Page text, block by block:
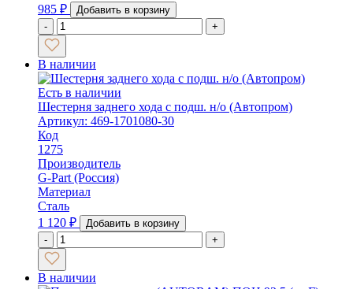
985 ₽
Добавить в корзину
-
+
В наличии
Есть в наличии
Шестерня заднего хода с подш. н/о (Автопром)
Артикул: 469-1701080-30
Код
1275
Производитель
G-Part (Россия)
Материал
Сталь
1 120 ₽
Добавить в корзину
-
+
В наличии